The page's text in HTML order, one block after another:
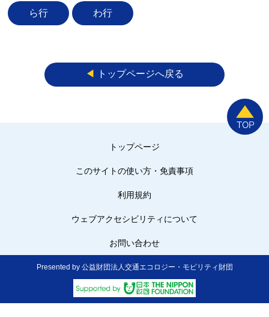
ら行 わ行
◀︎ トップページへ戻る
トップページ
このサイトの使い方・免責事項
利用規約
ウェブアクセシビリティについて
お問い合わせ
Presented by 公益財団法人交通エコロジー・モビリティ財団